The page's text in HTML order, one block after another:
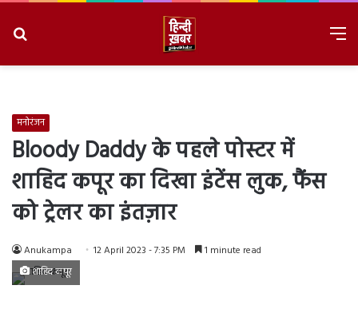
मनोरंजन
Bloody Daddy के पहले पोस्टर में
शाहिद कपूर का दिखा इंटेंस लुक, फैंस
को ट्रेलर का इंतज़ार
Anukampa 12 April 2023 - 7:35 PM 1 minute read
शाहिद कपूर